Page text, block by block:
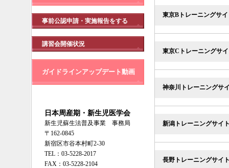
事前公認申請・実施報告をする
講習会開催状況
ガイドラインアップデート動画
日本周産期・新生児医学会
新生児蘇生法普及事業 事務局
〒162-0845
新宿区市谷本村町2-30
TEL：03-5228-2017
FAX：03-5228-2104
東京Bトレーニングサ
東京Cトレーニングサ
神奈川トレーニングサ
新潟トレーニングサイ
長野トレーニングサイ